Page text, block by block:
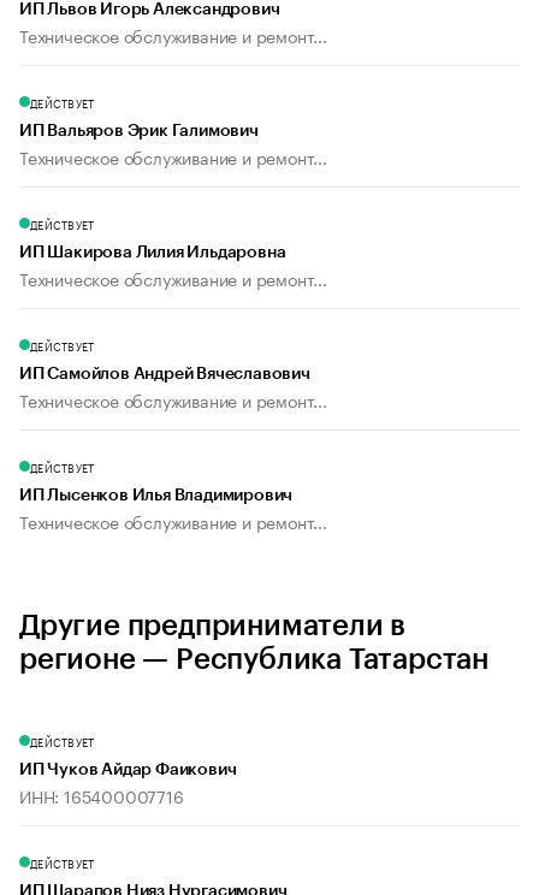
ИП Львов Игорь Александрович
Техническое обслуживание и ремонт...
ДЕЙСТВУЕТ
ИП Вальяров Эрик Галимович
Техническое обслуживание и ремонт...
ДЕЙСТВУЕТ
ИП Шакирова Лилия Ильдаровна
Техническое обслуживание и ремонт...
ДЕЙСТВУЕТ
ИП Самойлов Андрей Вячеславович
Техническое обслуживание и ремонт...
ДЕЙСТВУЕТ
ИП Лысенков Илья Владимирович
Техническое обслуживание и ремонт...
Другие предприниматели в
регионе — Республика Татарстан
ДЕЙСТВУЕТ
ИП Чуков Айдар Фаикович
ИНН: 165400007716
ДЕЙСТВУЕТ